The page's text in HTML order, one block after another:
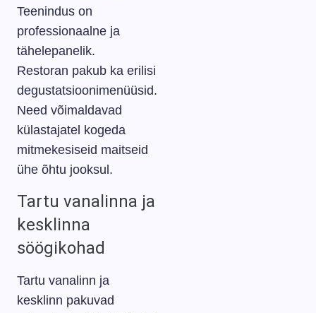
Teenindus on
professionaalne ja
tähelepanelik.
Restoran pakub ka erilisi
degustatsioonimenüüsid.
Need võimaldavad
külastajatel kogeda
mitmekesiseid maitseid
ühe õhtu jooksul.
Tartu vanalinna ja
kesklinna
söögikohad
Tartu vanalinn ja
kesklinn pakuvad